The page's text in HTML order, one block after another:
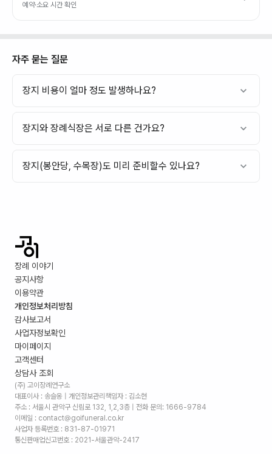
예약·소요 시간 확인
자주 묻는 질문
장지 비용이 얼마 정도 발생하나요?
장지와 장례식장은 서로 다른 건가요?
장지(봉안당, 수목장)도 미리 준비할수 있나요?
장례 이야기
공지사항
이용약관
개인정보처리방침
감사보고서
사업자정보확인
마이페이지
고객센터
상담사 조회
(주) 고이장례연구소
대표이사 : 송슬옹 | 개인정보관리책임자 : 김소현
주소 : 서울시 관악구 신림로 132, 1,2,3층 | 전화 문의: 1666-9784
이메일 : contact@goifuneral.co.kr
사업자 등록번호 : 831-87-01971
통신판매업신고번호 : 2021-서울관악-2417